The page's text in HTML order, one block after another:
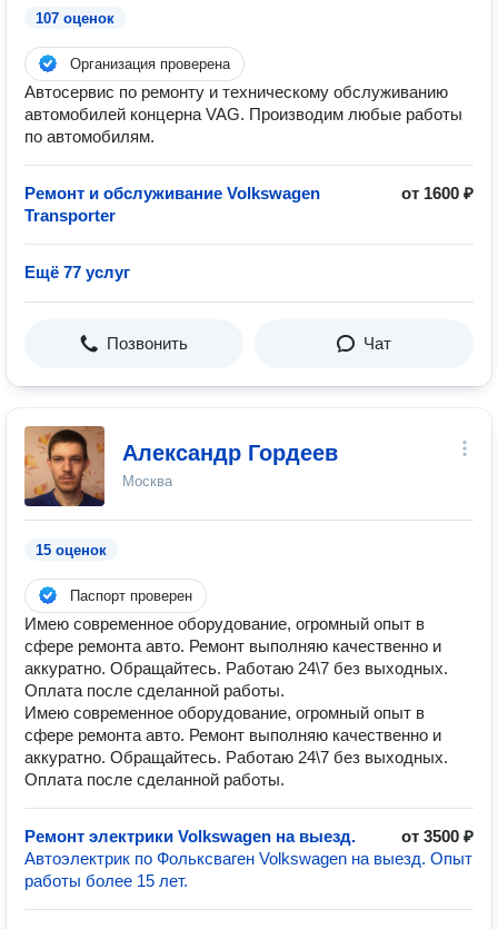
107 оценок
Организация проверена
Автосервис по ремонту и техническому обслуживанию
автомобилей концерна VAG. Производим любые работы
по автомобилям.
Ремонт и обслуживание Volkswagen
Transporter
от 1600 ₽
Ещё 77 услуг
Позвонить Чат
Александр Гордеев
Москва
15 оценок
Паспорт проверен
Имею современное оборудование, огромный опыт в
сфере ремонта авто. Ремонт выполняю качественно и
аккуратно. Обращайтесь. Работаю 24\7 без выходных.
Оплата после сделанной работы.
Имею современное оборудование, огромный опыт в
сфере ремонта авто. Ремонт выполняю качественно и
аккуратно. Обращайтесь. Работаю 24\7 без выходных.
Оплата после сделанной работы.
Ремонт электрики Volkswagen на выезд.
от 3500 ₽
Автоэлектрик по Фольксваген Volkswagen на выезд. Опыт
работы более 15 лет.